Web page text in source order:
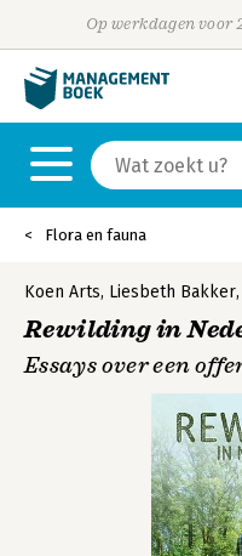
Op werkdagen voor
Flora en fauna
Koen Arts, Liesbeth Bakker,
Rewilding in
Essays over een